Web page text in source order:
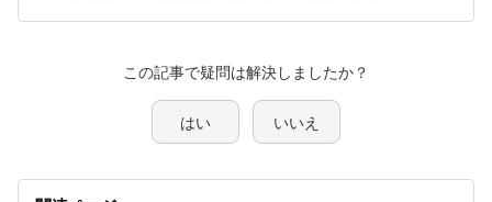
この記事で疑問は解決しましたか？
はい いいえ